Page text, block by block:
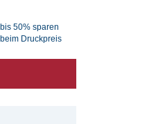
bis 50% sparen
beim Druckpreis